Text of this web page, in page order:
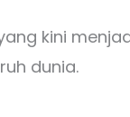
kini
dunia.